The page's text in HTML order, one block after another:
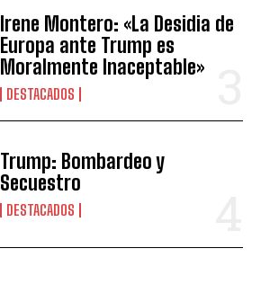
Irene Montero: «La Desidia de
Europa ante Trump es
Moralmente Inaceptable»
DESTACADOS
Trump: Bombardeo y
Secuestro
DESTACADOS